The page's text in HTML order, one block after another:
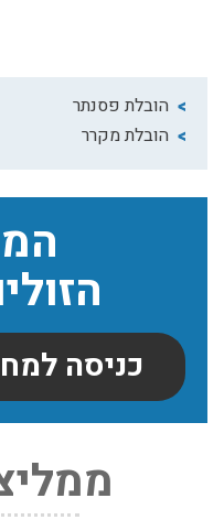
הובלת פסנתר
הובלת מקרר
כניסה
שירותי אריזה:
לפני שמתבצעת ההובלה